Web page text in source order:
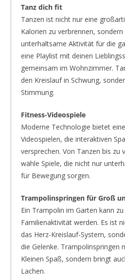
Tanz dich fit
Tanzen ist nicht nur eine
Kalorien zu verbrennen, sondern
unterhaltsame Aktivität für die
eine Playlist mit deinen
gemeinsam im Wohnzimmer.
den Kreislauf in Schwung,
Stimmung.
Fitness-Videospiele
Moderne Technologie bietet
Videospielen, die interaktiven
versprechen. Von Tanzen bis zu
wähle Spiele, die nicht nur
für Bewegung sorgen.
Trampolinspringen für Groß
Ein Trampolin im Garten kann
Familienaktivität werden. Es ist
das Herz-Kreislauf-System,
die Gelenke. Trampolinspringen
Kleinen Spaß, sondern bringt
Lachen.